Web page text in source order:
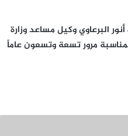
البرعاوي وكيل مساعد وزارة
مرور تسعة وتسعون عاماً